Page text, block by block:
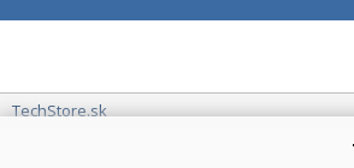
TechStore.sk